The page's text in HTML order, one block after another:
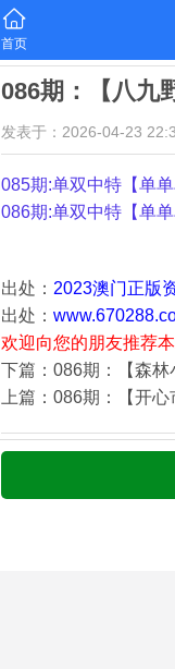
首页
086期：【八九
发表于：2026-04-23
085期:单双中特【单
086期:单双中特【单
出处： 2023澳门正版
出处：
欢迎向您的朋友推荐
下篇：086期：【森
上篇：086期：【开